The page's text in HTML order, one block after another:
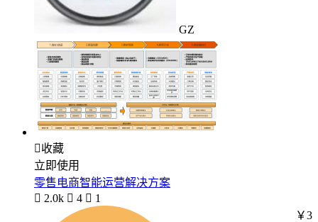
GZ
收藏
立即使用
零售电商智能运营解决方案
 2.0k  4  1
￥3